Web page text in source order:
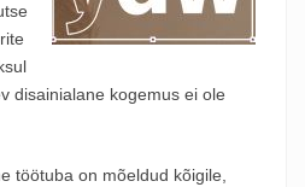
disainialane kogemus ei ole
töötuba on mõeldud kõigile,